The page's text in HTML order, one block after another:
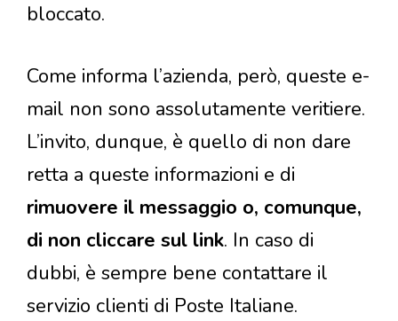
bloccato.
Come informa l’azienda, però, queste e-
mail non sono assolutamente veritiere.
L’invito, dunque, è quello di non dare
retta a queste informazioni e di
rimuovere il messaggio o, comunque,
di non cliccare sul link. In caso di
dubbi, è sempre bene contattare il
servizio clienti di Poste Italiane.